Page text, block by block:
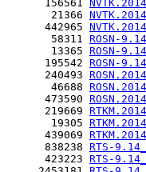
      156561
       21366
      442965
       58311
ROSN-
       13365
ROSN-
      195542
ROSN-
      240493
       46688
      473590
      219669
       19305
      439069
      838238
RTS-
      423223
RTS-